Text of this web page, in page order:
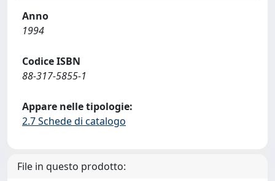
Anno
1994
Codice ISBN
88-317-5855-1
Appare nelle tipologie:
2.7 Schede di catalogo
File in questo prodotto: